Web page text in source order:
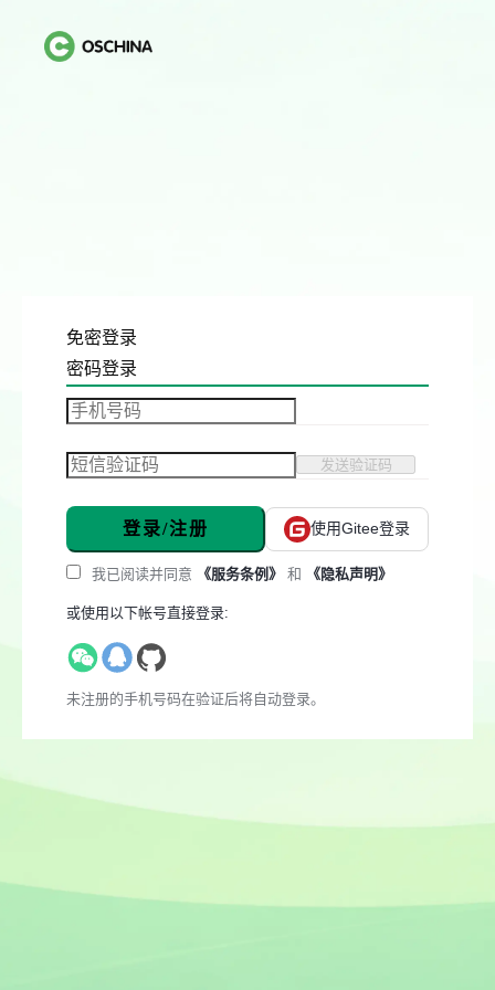
免密登录
密码登录
发送验证码
登录/注册 使用Gitee登录
我已阅读并同意 《服务条例》 和 《隐私声明》
或使用以下帐号直接登录:
未注册的手机号码在验证后将自动登录。